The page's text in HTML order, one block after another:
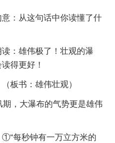
：从这句话中你读懂了什
：雄伟极了！壮观的瀑
得更好！
板书：雄伟壮观）
，大瀑布的气势更是雄伟
每秒钟有一万立方米的